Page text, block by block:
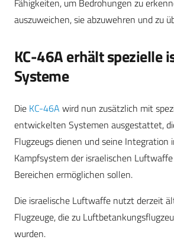
auszuweichen, sie abzuwehren und zu
KC-46A erhält spezielle
Systeme
Die KC-46A wird nun zusätzlich mit
entwickelten Systemen ausgestattet,
Flugzeugs dienen und seine Integration
Kampfsystem der israelischen
Bereichen ermöglichen sollen.
Die israelische Luftwaffe nutzt derzeit
Flugzeuge, die zu
wurden.